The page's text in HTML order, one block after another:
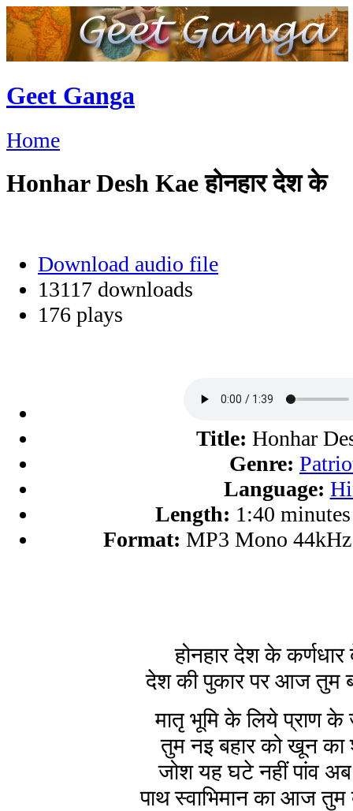
Geet Ganga
Home
Honhar Desh Kae होनहार देश के
Download audio file
13117 downloads
176 plays
Title: Honhar
Genre:
Language:
Length: 1:40
Format: MP3 Mono
होनहार देश के
देश की पुकार पर आज तुम
मातृ भूमि के लिये प्राण के
तुम नइ बहार को खून का
जोश यह घटे नहीं पांव
पाथ स्वाभिमान का आज